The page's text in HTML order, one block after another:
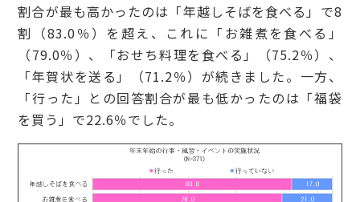
割合が最も高かったのは「年越しそばを食べる」で8
割（83.0％）を超え、これに「お雑煮を食べる」
（79.0％）、「おせち料理を食べる」（75.2％）、
「年賀状を送る」（71.2％）が続きました。一方、
「行った」との回答割合が最も低かったのは「福袋
を買う」で22.6％でした。